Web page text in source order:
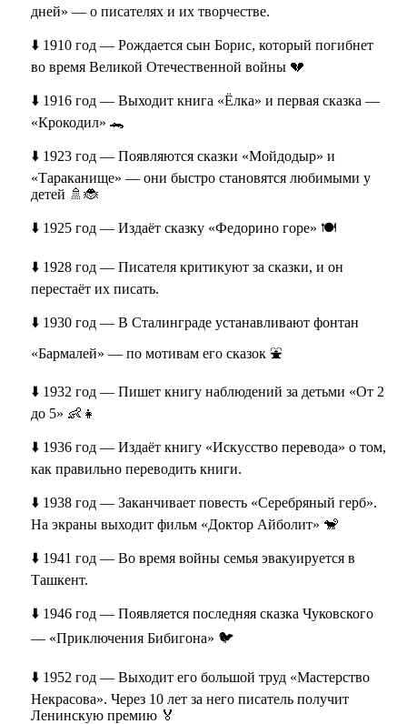
дней» — о писателях и их творчестве.
⬇️ 1910 год — Рождается сын Борис, который погибнет
во время Великой Отечественной войны 💔
⬇️ 1916 год — Выходит книга «Ёлка» и первая сказка —
«Крокодил» 🐊
⬇️ 1923 год — Появляются сказки «Мойдодыр» и
«Тараканище» — они быстро становятся любимыми у
детей 🚿🐞
⬇️ 1925 год — Издаёт сказку «Федорино горе» 🍽️
⬇️ 1928 год — Писателя критикуют за сказки, и он
перестаёт их писать.
⬇️ 1930 год — В Сталинграде устанавливают фонтан
«Бармалей» — по мотивам его сказок ⛲
⬇️ 1932 год — Пишет книгу наблюдений за детьми «От 2
до 5» 👶👧
⬇️ 1936 год — Издаёт книгу «Искусство перевода» о том,
как правильно переводить книги.
⬇️ 1938 год — Заканчивает повесть «Серебряный герб».
На экраны выходит фильм «Доктор Айболит» 🐒
⬇️ 1941 год — Во время войны семья эвакуируется в
Ташкент.
⬇️ 1946 год — Появляется последняя сказка Чуковского
— «Приключения Бибигона» 🐦
⬇️ 1952 год — Выходит его большой труд «Мастерство
Некрасова». Через 10 лет за него писатель получит
Ленинскую премию 🏅